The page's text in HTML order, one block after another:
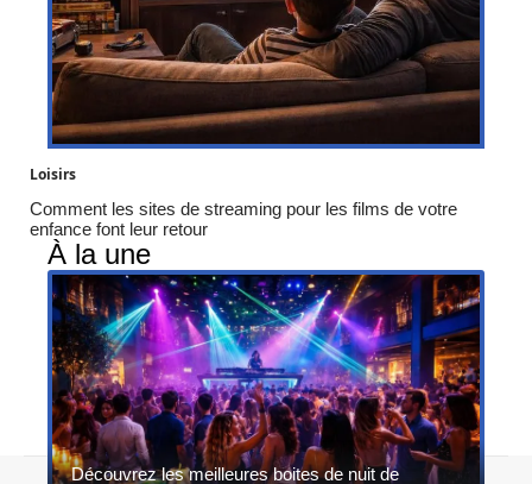
Loisirs
Comment les sites de streaming pour les films de votre
enfance font leur retour
À la une
Découvrez les meilleures boites de nuit de